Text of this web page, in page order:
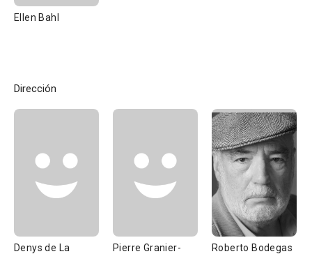
Ellen Bahl
Dirección
Denys de La Pierre Granier- Roberto Bodegas